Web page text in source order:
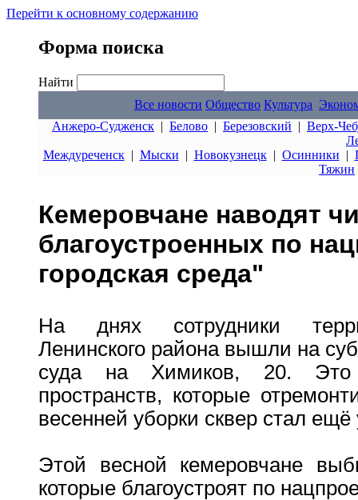
Перейти к основному содержанию
Форма поиска
Найти
Все новости Общество Культура
Анжеро-Судженск | Белово | Березовский | Верх-
Междуреченск| Мыски | Новокузнецк| Осинники |
Тяжин
Кемеровчане наводят
благоустроенных по
городская среда"
На днях сотрудники
Ленинского района вышли на
суда на Химиков, 20. Это
пространств, которые
весенней уборки сквер стал
Этой весной кемеровчане
которые благоустроят по